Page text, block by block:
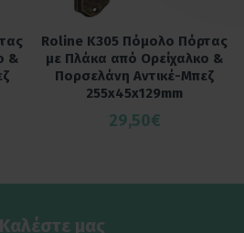
&
Roline Κ305 Πόμολο Πόρτας
με Πλάκα από Ορείχαλκο &
Πορσελάνη Αντικέ-Μπεζ
255x45x129mm
29,50€
Καλέστε μας